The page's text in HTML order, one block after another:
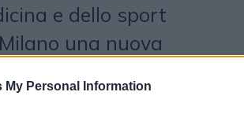
My Personal Information
e dello sport
una nuova
di persona le